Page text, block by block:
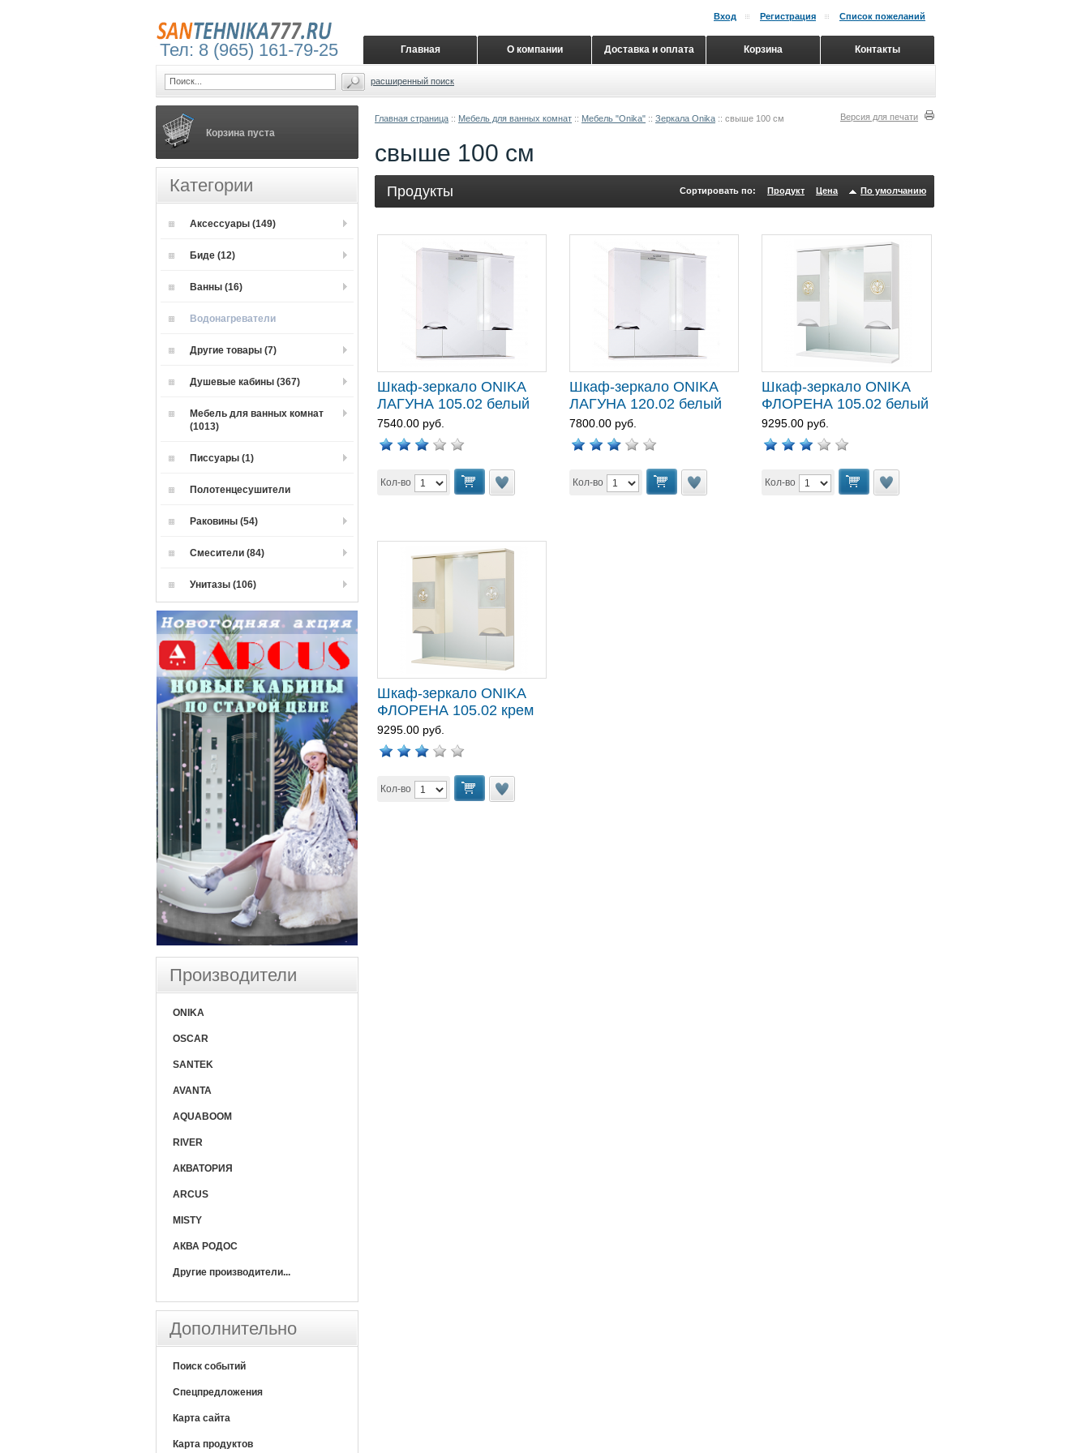
Главная страница :: Мебель для ванных комнат :: Мебель "Onika" :: Зеркала Onika :: свыше 100 см Версия для печати
свыше 100 см
Продукты Сортировать по: Продукт Цена По умолчанию
Шкаф-зеркало ONIKA
ЛАГУНА 105.02 белый
Шкаф-зеркало ONIKA
ЛАГУНА 120.02 белый
Шкаф-зеркало ONIKA
ФЛОРЕНА 105.02 белый
7540.00 руб. 7800.00 руб. 9295.00 руб.
Кол-во Кол-во Кол-во
Шкаф-зеркало ONIKA
ФЛОРЕНА 105.02 крем
9295.00 руб.
Кол-во
Корзина пуста
Категории
Аксессуары (149)
Биде (12)
Ванны (16)
Водонагреватели
Другие товары (7)
Душевые кабины (367)
Мебель для ванных комнат
(1013)
Писсуары (1)
Полотенцесушители
Раковины (54)
Смесители (84)
Унитазы (106)
Производители
ONIKA
OSCAR
SANTEK
AVANTA
AQUABOOM
RIVER
АКВАТОРИЯ
ARCUS
MISTY
АКВА РОДОС
Другие производители...
Дополнительно
Поиск событий
Спецпредложения
Карта сайта
Карта продуктов
Вход Регистрация Список пожеланий
Контакты
Корзина
Доставка и оплата
О компании
Главная
Тел: 8 (965) 161-79-25
расширенный поиск